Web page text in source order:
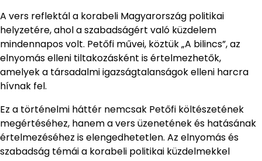
A vers reflektál a korabeli Magyarország politikai
helyzetére, ahol a szabadságért való küzdelem
mindennapos volt. Petőfi művei, köztük „A bilincs”, az
elnyomás elleni tiltakozásként is értelmezhetők,
amelyek a társadalmi igazságtalanságok elleni harcra
hívnak fel.
Ez a történelmi háttér nemcsak Petőfi költészetének
megértéséhez, hanem a vers üzenetének és hatásának
értelmezéséhez is elengedhetetlen. Az elnyomás és
szabadság témái a korabeli politikai küzdelmekkel